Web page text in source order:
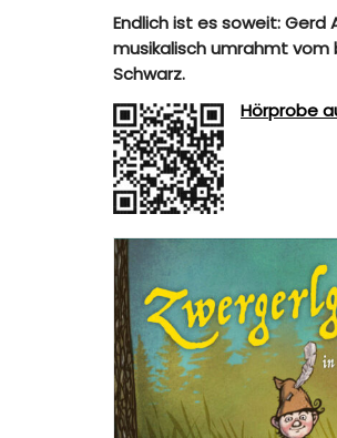
Endlich ist es soweit:
musikalisch umrahmt vom
Schwarz.
Hörprobe